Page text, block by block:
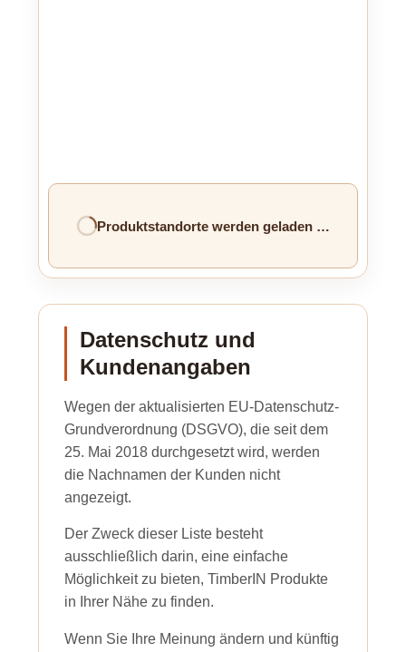
Produktstandorte werden geladen …
Datenschutz und
Kundenangaben
Wegen der aktualisierten EU-Datenschutz-
Grundverordnung (DSGVO), die seit dem
25. Mai 2018 durchgesetzt wird, werden
die Nachnamen der Kunden nicht
angezeigt.
Der Zweck dieser Liste besteht
ausschließlich darin, eine einfache
Möglichkeit zu bieten, TimberIN Produkte
in Ihrer Nähe zu finden.
Wenn Sie Ihre Meinung ändern und künftig